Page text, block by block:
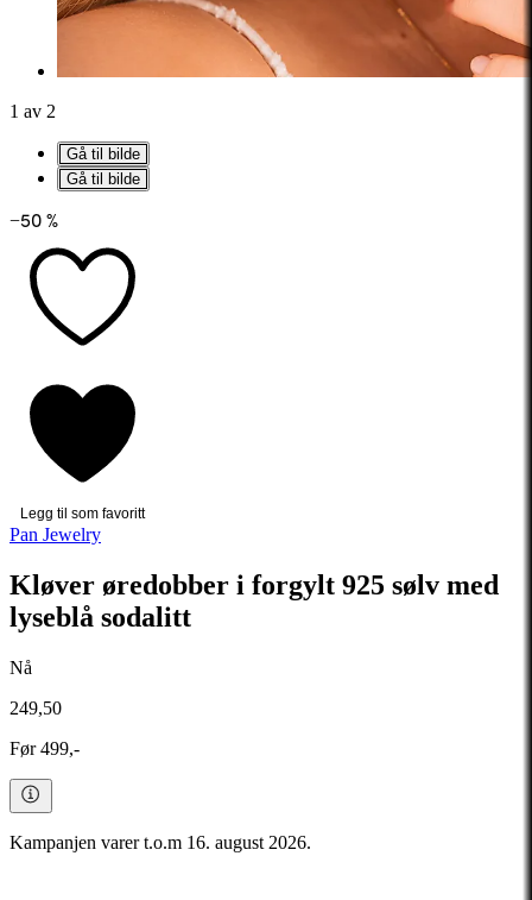
1 av 2
Gå til bilde
Gå til bilde
−50 %
Legg til som favoritt
Pan Jewelry
Kløver øredobber i forgylt 925 sølv med
lyseblå sodalitt
Nå
249,50
Før 499,-
Kampanjen varer t.o.m 16. august 2026.